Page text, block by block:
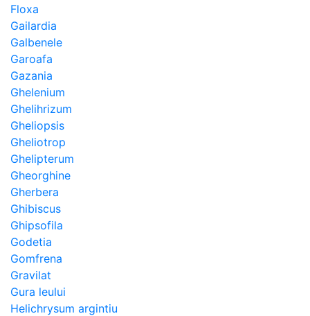
Floxa
Gailardia
Galbenele
Garoafa
Gazania
Ghelenium
Ghelihrizum
Gheliopsis
Gheliotrop
Ghelipterum
Gheorghine
Gherbera
Ghibiscus
Ghipsofila
Godetia
Gomfrena
Gravilat
Gura leului
Helichrysum argintiu